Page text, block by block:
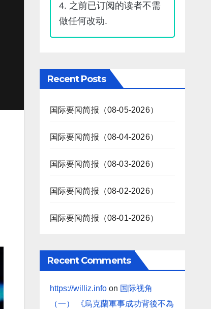
4. 之前已订阅的读者不需
做任何改动.
Recent Posts
国际要闻简报（08-05-2026）
国际要闻简报（08-04-2026）
国际要闻简报（08-03-2026）
国际要闻简报（08-02-2026）
国际要闻简报（08-01-2026）
Recent Comments
https://williz.infoon 国际视角
（一） 《烏克蘭軍事成功背後不為